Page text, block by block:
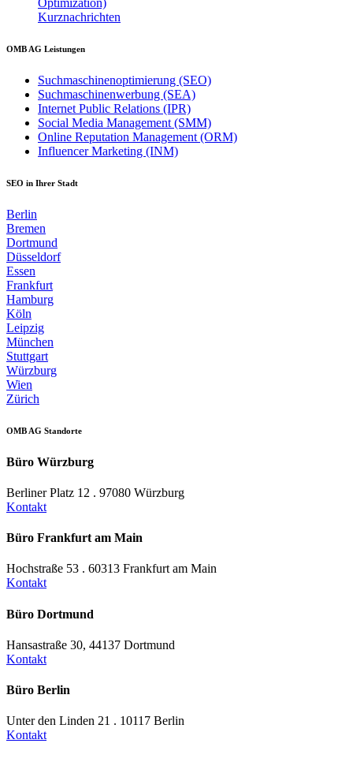
Kurznachrichten
OMB AG Leistungen
Suchmaschinenoptimierung (SEO)
Suchmaschinenwerbung (SEA)
Internet Public Relations (IPR)
Social Media Management (SMM)
Online Reputation Management (ORM)
Influencer Marketing (INM)
SEO in Ihrer Stadt
Berlin
Bremen
Dortmund
Düsseldorf
Essen
Frankfurt
Hamburg
Köln
Leipzig
München
Stuttgart
Würzburg
Wien
Zürich
OMB AG Standorte
Büro Würzburg
Berliner Platz 12 . 97080 Würzburg
Kontakt
Büro Frankfurt am Main
Hochstraße 53 . 60313 Frankfurt am Main
Kontakt
Büro Dortmund
Hansastraße 30, 44137 Dortmund
Kontakt
Büro Berlin
Unter den Linden 21 . 10117 Berlin
Kontakt